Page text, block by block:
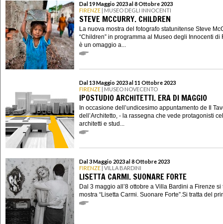
Dal 19 Maggio 2023 al 8 Ottobre 2023
FIRENZE | MUSEO DEGLI INNOCENTI
STEVE MCCURRY. CHILDREN
La nuova mostra del fotografo statunitense Steve
“Children” in programma al Museo degli Innocenti di
è un omaggio a...
Dal 13 Maggio 2023 al 11 Ottobre 2023
FIRENZE | MUSEO NOVECENTO
IPOSTUDIO ARCHITETTI. ERA DI MAGGIO
In occasione dell’undicesimo appuntamento de Il
dell’Architetto, - la rassegna che vede protagonisti
architetti e stud...
Dal 3 Maggio 2023 al 8 Ottobre 2023
FIRENZE | VILLA BARDINI
LISETTA CARMI. SUONARE FORTE
Dal 3 maggio all’8 ottobre a Villa Bardini a Firenze si
mostra “Lisetta Carmi. Suonare Forte”.Si tratta del